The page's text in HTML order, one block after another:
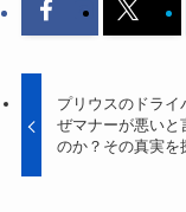
プリウスのドライ
ぜマナーが悪いと
のか？その真実を